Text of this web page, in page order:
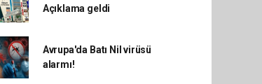
Açıklama geldi
Avrupa'da Batı Nil virüsü
alarmı!